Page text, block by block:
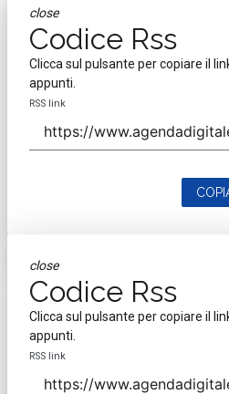
close
Codice Rss
Clicca sul pulsante per copiare il
appunti.
RSS link
close
Codice Rss
Clicca sul pulsante per copiare il
appunti.
RSS link